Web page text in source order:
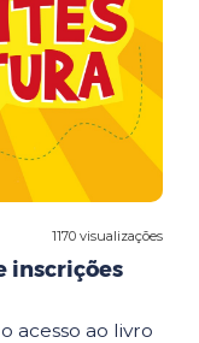
1170 visualizações
inscrições
acesso ao livro